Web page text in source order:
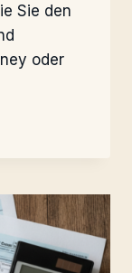
Sie den
oder